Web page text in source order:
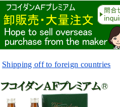
Shipping off to foreign countries